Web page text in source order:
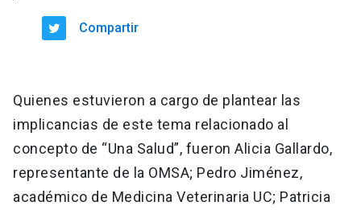
Compartir
Quienes estuvieron a cargo de plantear las
implicancias de este tema relacionado al
concepto de “Una Salud”, fueron Alicia Gallardo,
representante de la OMSA; Pedro Jiménez,
académico de Medicina Veterinaria UC; Patricia